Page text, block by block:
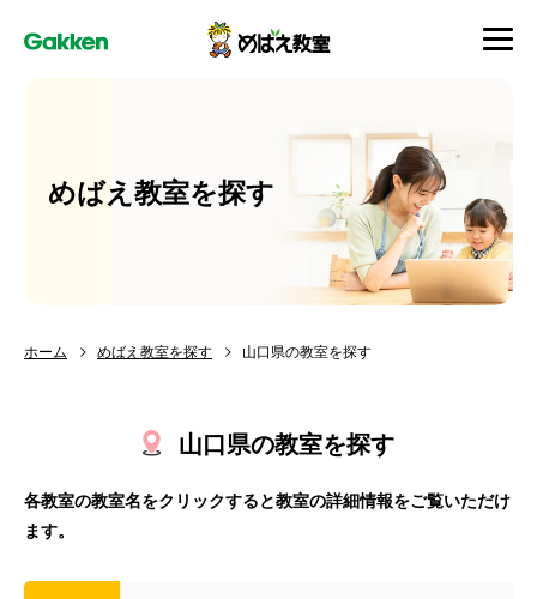
めばえ教室を探す
ホーム めばえ教室を探す 山口県の教室を探す
山口県の教室を探す
各教室の教室名をクリックすると教室の詳細情報をご覧いただけ
ます。